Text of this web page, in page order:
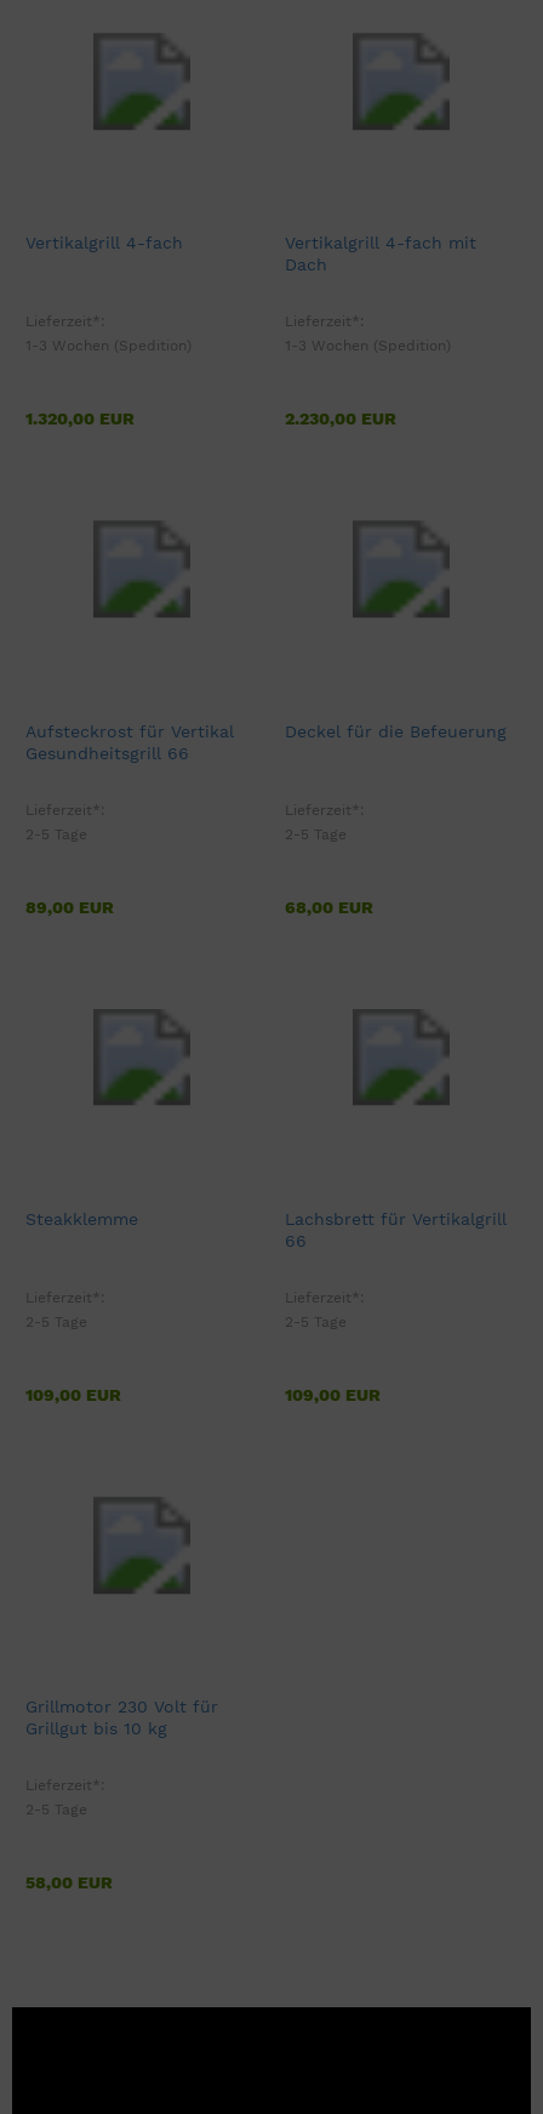
Vertikalgrill 4-fach
Lieferzeit*:
1-3 Wochen (Spedition)
1.320,00 EUR
Vertikalgrill 4-fach mit
Dach
Lieferzeit*:
1-3 Wochen (Spedition)
2.230,00 EUR
Aufsteckrost für Vertikal
Gesundheitsgrill 66
Lieferzeit*:
2-5 Tage
89,00 EUR
Deckel für die Befeuerung
Lieferzeit*:
2-5 Tage
68,00 EUR
Steakklemme
Lieferzeit*:
2-5 Tage
109,00 EUR
Lachsbrett für Vertikalgrill
66
Lieferzeit*:
2-5 Tage
109,00 EUR
Grillmotor 230 Volt für
Grillgut bis 10 kg
Lieferzeit*:
2-5 Tage
58,00 EUR